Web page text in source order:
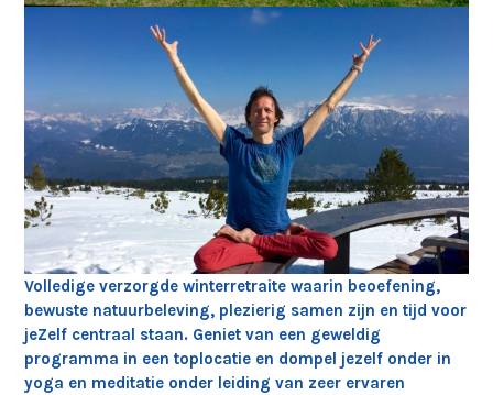
Volledige verzorgde winterretraite waarin beoefening,
bewuste natuurbeleving, plezierig samen zijn en tijd voor
jeZelf centraal staan. Geniet van een geweldig
programma in een toplocatie en dompel jezelf onder in
yoga en meditatie onder leiding van zeer ervaren